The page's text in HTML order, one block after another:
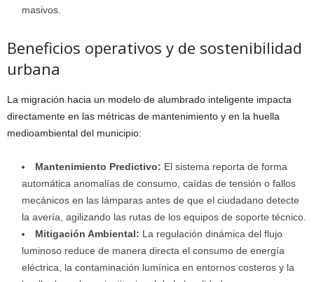
masivos.
Beneficios operativos y de sostenibilidad
urbana
La migración hacia un modelo de alumbrado inteligente impacta
directamente en las métricas de mantenimiento y en la huella
medioambiental del municipio:
Mantenimiento Predictivo: El sistema reporta de forma
automática anomalías de consumo, caídas de tensión o fallos
mecánicos en las lámparas antes de que el ciudadano detecte
la avería, agilizando las rutas de los equipos de soporte técnico.
Mitigación Ambiental: La regulación dinámica del flujo
luminoso reduce de manera directa el consumo de energía
eléctrica, la contaminación lumínica en entornos costeros y la